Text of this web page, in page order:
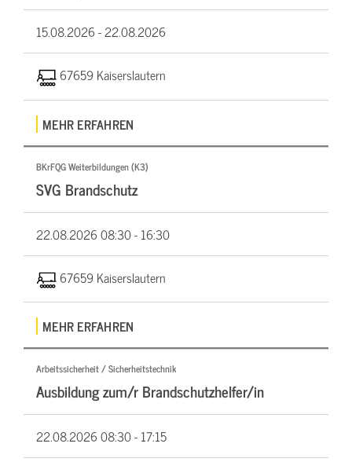
15.08.2026 -22.08.2026
67659 Kaiserslautern
MEHR ERFAHREN
BKrFQG Weiterbildungen (K3)
SVG Brandschutz
22.08.202608:30 - 16:30
67659 Kaiserslautern
MEHR ERFAHREN
Arbeitssicherheit / Sicherheitstechnik
Ausbildung zum/r Brandschutzhelfer/in
22.08.202608:30 - 17:15